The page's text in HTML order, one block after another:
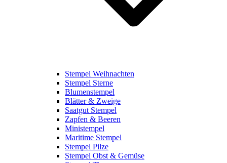
Stempel Weihnachten
Stempel Sterne
Blumenstempel
Blätter & Zweige
Saatgut Stempel
Zapfen & Beeren
Ministempel
Maritime Stempel
Stempel Pilze
Stempel Obst & Gemüse